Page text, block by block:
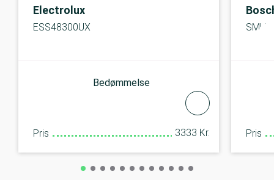
Electrolux
ESS48300UX
Bedømmelse
Pris 3333 Kr. Pris